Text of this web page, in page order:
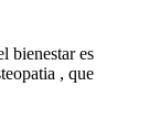
bienestar es
, que